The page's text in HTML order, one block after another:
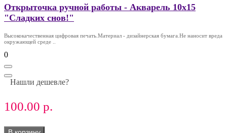
Открыточка ручной работы - Акварель 10х15
"Сладких снов!"
Высококачественная цифровая печать.Материал - дизайнерская бумага.Не наносит вреда
окружающей среде ..
0
Нашли дешевле?
100.00 р.